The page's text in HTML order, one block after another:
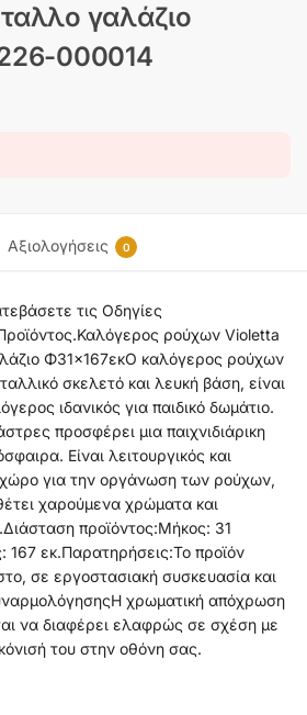
γαλάζιο
000014
Αξιολογήσεις 0
τις Οδηγίες
ρούχων Violetta
Φ31×167εκΟ καλόγερος ρούχων
σκελετό και λευκή βάση, είναι
ιδανικός για παιδικό δωμάτιο.
προσφέρει μια παιχνιδιάρικη
Είναι λειτουργικός και
για την οργάνωση των ρούχων,
χαρούμενα χρώματα και
προϊόντος:Μήκος: 31
εκ.Παρατηρήσεις:Το προϊόν
σε εργοστασιακή συσκευασία και
χρωματική απόχρωση
να διαφέρει ελαφρώς σε σχέση με
του στην οθόνη σας.